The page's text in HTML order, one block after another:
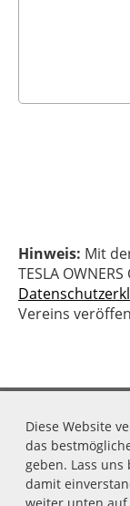
Diese Website
das
geben. Lass uns
damit
Hinweis: Mit
TESLA
Vereins
©